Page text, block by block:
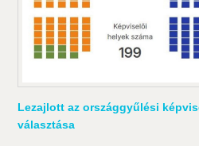
Lezajlott az országgyűlési
választása